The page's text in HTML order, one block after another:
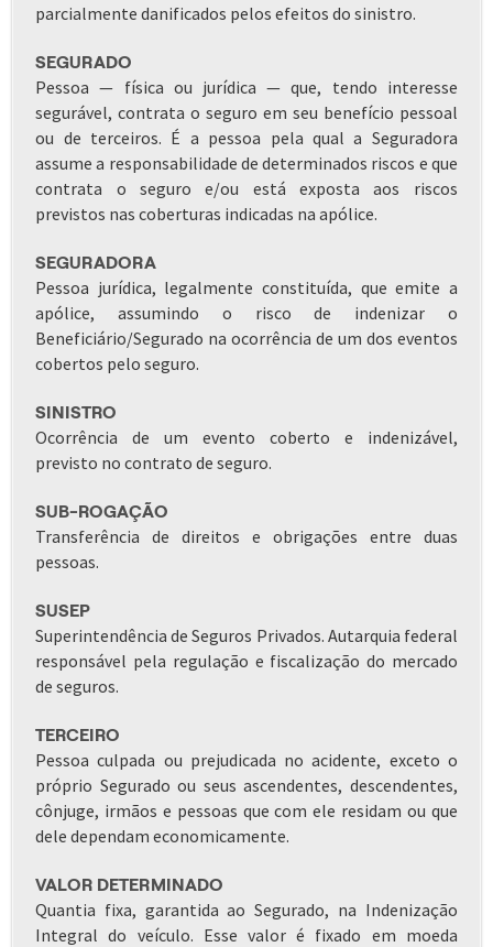
parcialmente danificados pelos efeitos do sinistro.
SEGURADO
Pessoa — física ou jurídica — que, tendo interesse
segurável, contrata o seguro em seu benefício pessoal
ou de terceiros. É a pessoa pela qual a Seguradora
assume a responsabilidade de determinados riscos e que
contrata o seguro e/ou está exposta aos riscos
previstos nas coberturas indicadas na apólice.
SEGURADORA
Pessoa jurídica, legalmente constituída, que emite a
apólice, assumindo o risco de indenizar o
Beneficiário/Segurado na ocorrência de um dos eventos
cobertos pelo seguro.
SINISTRO
Ocorrência de um evento coberto e indenizável,
previsto no contrato de seguro.
SUB-ROGAÇÃO
Transferência de direitos e obrigações entre duas
pessoas.
SUSEP
Superintendência de Seguros Privados. Autarquia federal
responsável pela regulação e fiscalização do mercado
de seguros.
TERCEIRO
Pessoa culpada ou prejudicada no acidente, exceto o
próprio Segurado ou seus ascendentes, descendentes,
cônjuge, irmãos e pessoas que com ele residam ou que
dele dependam economicamente.
VALOR DETERMINADO
Quantia fixa, garantida ao Segurado, na Indenização
Integral do veículo. Esse valor é fixado em moeda